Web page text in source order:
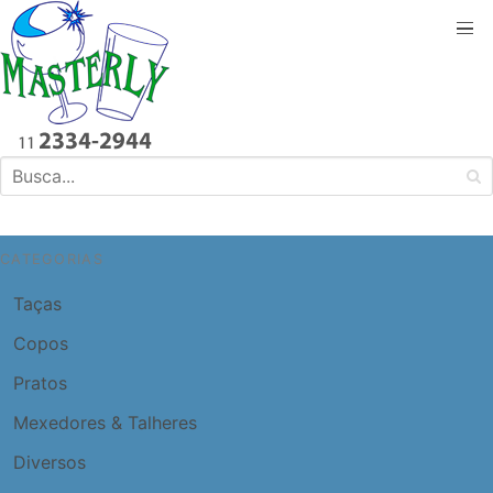
CATEGORIAS
Taças
Copos
Pratos
Mexedores & Talheres
Diversos